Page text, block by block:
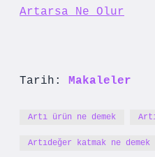
Artarsa Ne Olur
Tarih: Makaleler
Artı ürün ne demek
Artıdeğer katmak ne demek